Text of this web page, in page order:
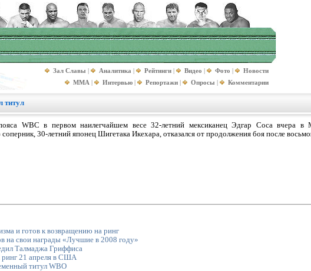
Зал Славы | Аналитика | Рейтинги | Видео | Фото |
Новости
MMA | Интервью | Репортажи | Опросы | Комментарии
титул
WBC в первом наилегчайшем весе 32-летний мексиканец Эдгар Соса вчера в
30-летний японец Шигетака Икехара, отказался от продолжения боя после
и готов к возвращению на ринг
на свои награды «Лучшие в 2008 году»
Талмаджа Гриффиса
21 апреля в США
титул WBO